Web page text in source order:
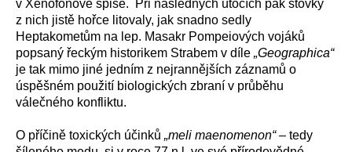
v Xenofónově spise. Při následných útocích pak stovky
z nich jistě hořce litovaly, jak snadno sedly
Heptakometům na lep. Masakr Pompeiových vojáků
popsaný řeckým historikem Strabem v díle „Geographica“
je tak mimo jiné jedním z nejrannějších záznamů o
úspěšném použití biologických zbraní v průběhu
válečného konfliktu.
O příčině toxických účinků „meli maenomenon“– tedy